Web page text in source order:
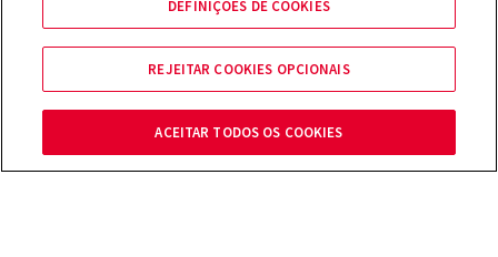
SOBRE NÓS
DEFINIÇOES DE COOKIES
REJEITAR COOKIES OPCIONAIS
ACEITAR TODOS OS COOKIES